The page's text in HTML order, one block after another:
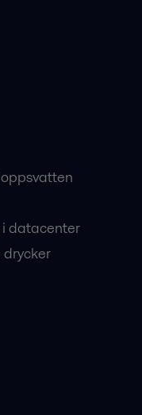
i datacenter